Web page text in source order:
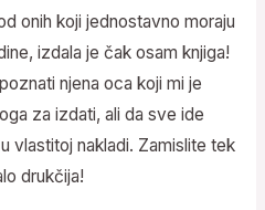
onih koji jednostavno moraju
izdala je čak osam knjiga!
njena oca koji mi je
za izdati, ali da sve ide
vlastitoj nakladi. Zamislite tek
drukčija!